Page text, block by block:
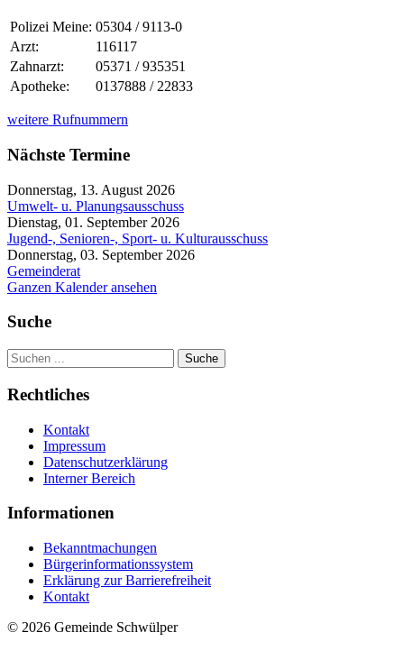
Polizei Meine: 05304 / 9113-0
Arzt:
116117
Zahnarzt:
05371 / 935351
Apotheke:
0137888 / 22833
weitere Rufnummern
Nächste Termine
Donnerstag, 13. August 2026
Umwelt- u. Planungsausschuss
Dienstag, 01. September 2026
Jugend-, Senioren-, Sport- u. Kulturausschuss
Donnerstag, 03. September 2026
Gemeinderat
Ganzen Kalender ansehen
Suche
Suche
Rechtliches
Kontakt
Impressum
Datenschutzerklärung
Interner Bereich
Informationen
Bekanntmachungen
Bürgerinformationssystem
Erklärung zur Barrierefreiheit
Kontakt
© 2026 Gemeinde Schwülper